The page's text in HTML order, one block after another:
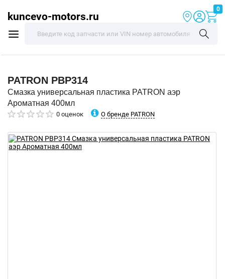
kuncevo-motors.ru
0
PATRON PBP314
Смазка универсальная пластика PATRON аэр
Ароматная 400мл
0 оценок О бренде PATRON